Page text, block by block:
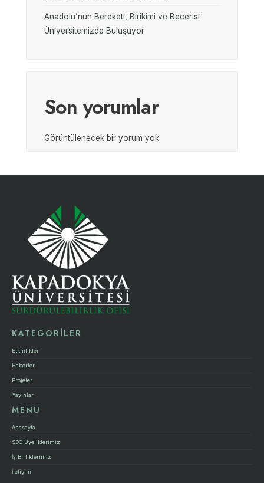
Anadolu’nun Bereketi, Birikimi ve Becerisi
Üniversitemizde Buluşuyor
Son yorumlar
Görüntülenecek bir yorum yok.
KATEGORİLER
Etkinlikler
Haberler
Projeler
Yayınlar
MENU
Anasayfa
SDG Üyeliklerimiz
İş Birliklerimiz
İletişim